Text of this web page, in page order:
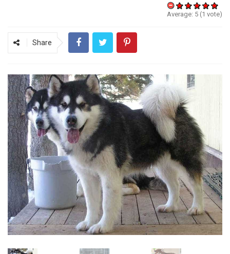
Average: 5 (1 vote)
Share